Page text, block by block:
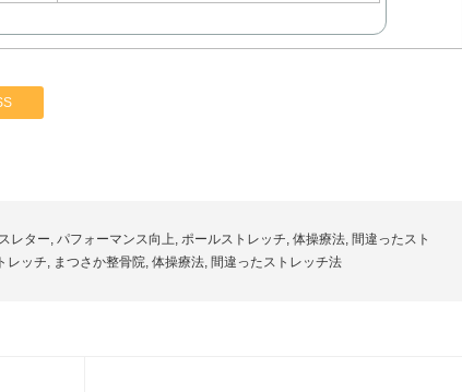
レター, パフォーマンス向上, ポールストレッチ, 体操療法, 間違ったスト
レッチ, まつさか整骨院, 体操療法, 間違ったストレッチ法